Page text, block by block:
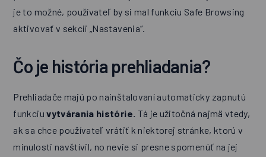
je to možné, používateľ by si mal funkciu Safe Browsing
aktivovať v sekcii „Nastavenia“.
Čo je história prehliadania?
Prehliadače majú po nainštalovaní automaticky zapnutú
funkciu vytvárania histórie. Tá je užitočná najmä vtedy,
ak sa chce používateľ vrátiť k niektorej stránke, ktorú v
minulosti navštívil, no nevie si presne spomenúť na jej